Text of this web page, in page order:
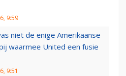
9:59
niet de enige Amerikaanse
waarmee United een fusie
9:51